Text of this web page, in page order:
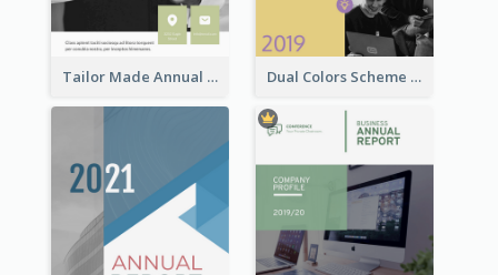
Tailor Made Annual Report Dual Colors Scheme Annual Report